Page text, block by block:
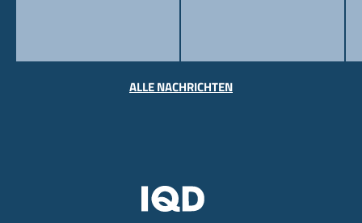
ALLE NACHRICHTEN